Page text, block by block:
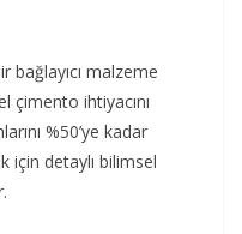
bağlayıcı malzeme
çimento ihtiyacını
%50’ye kadar
için detaylı bilimsel